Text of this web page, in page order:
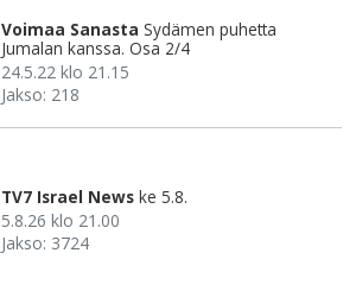
Voimaa Sanasta Sydämen puhetta
Jumalan kanssa. Osa 2/4
24.5.22 klo 21.15
Jakso: 218
TV7 Israel News ke 5.8.
5.8.26 klo 21.00
Jakso: 3724